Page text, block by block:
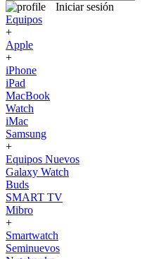
Iniciar sesión
Equipos
+
Apple
+
iPhone
iPad
MacBook
Watch
iMac
Samsung
+
Equipos Nuevos
Galaxy Watch
Buds
SMART TV
Mibro
+
Smartwatch
Seminuevos